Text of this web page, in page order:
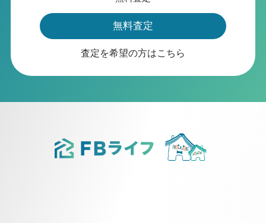
無料査定
査定を希望の方はこちら